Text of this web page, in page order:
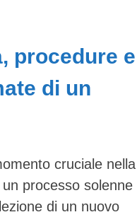
procedure e
di un
cruciale nella
processo solenne
di un nuovo